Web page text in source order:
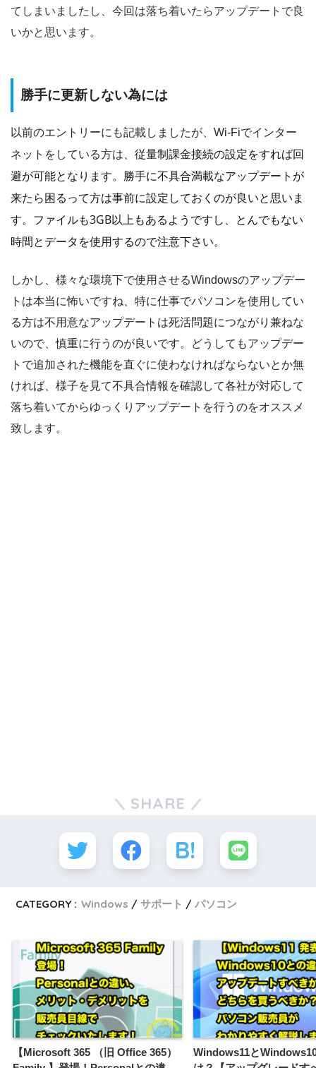
てしまいましたし、今回は落ち着いたらアップデートで良
いかと思います。
勝手に更新しない為には
以前のエントリーにも記載しましたが、Wi-Fiでインター
ネットをしている方は、 従量制課金接続の設定をすれば回
避が可能となります。勝手に不具合満載なアップデートが
来たら困るって方は事前に設定しておくのが良いと思いま
す。ファイルも3GB以上もあるようですし、とんでもない
時間とデータを使用するので注意下さい。
しかし、様々な環境下で使用させるWindowsのアップデー
トは本当に怖いですね、特に仕事でパソコンを使用してい
る方は不用意なアップデートは死活問題につながり兼ねな
いので、慎重に行うのが良いです。どうしてもアップデー
トで追加された機能を直ぐに使わなければならないとか無
ければ、様子を見て不具合情報を確認して各社が対応して
落ち着いてからゆっくりアップデートを行うのをオススメ
致します。
SHARE
CATEGORY : Windows サポート パソコン
【Microsoft 365 （旧 Office 365）
Windows11と